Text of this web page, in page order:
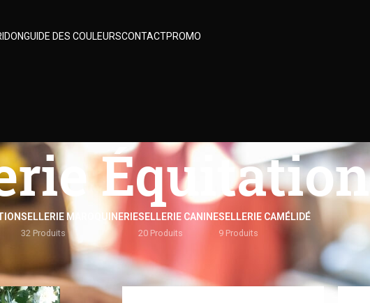
GUIDE DES COULEURSCONTACTPROMO
Équitation
SELLERIE MAROQUINERIE
32 Produits
SELLERIE CANINE
20 Produits
SELLERIE CAMÉLIDÉ
9 Produits
Page 6 12